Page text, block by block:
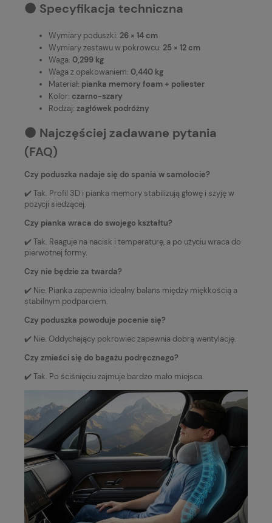
⚫️ Specyfikacja techniczna
Wymiary poduszki: 26 × 14 cm
Wymiary zestawu w pokrowcu: 25 × 12 cm
Waga: 0,299 kg
Waga z opakowaniem: 0,440 kg
Materiał: pianka memory foam + poliester
Kolor: czarno-szary
Rodzaj: zagłówek podróżny
⚫️ Najczęściej zadawane pytania
(FAQ)
Czy poduszka nadaje się do spania w samolocie?
✔️ Tak. Profil 3D i pianka memory stabilizują głowę i szyję w
pozycji siedzącej.
Czy pianka wraca do swojego kształtu?
✔️ Tak. Reaguje na nacisk i temperaturę, a po użyciu wraca do
pierwotnej formy.
Czy nie będzie za twarda?
✔️ Nie. Pianka zapewnia idealny balans między miękkością a
stabilnym podparciem.
Czy poduszka powoduje pocenie się?
✔️ Nie. Oddychający pokrowiec zapewnia dobrą wentylację.
Czy zmieści się do bagażu podręcznego?
✔️ Tak. Po ściśnięciu zajmuje bardzo mało miejsca.